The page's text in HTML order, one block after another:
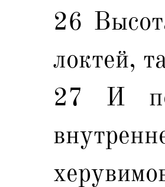
26
локтей,
27 И